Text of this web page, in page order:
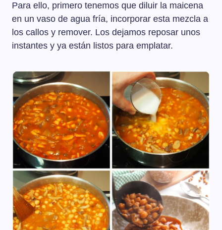
Para ello, primero tenemos que diluir la maicena
en un vaso de agua fría, incorporar esta mezcla a
los callos y remover. Los dejamos reposar unos
instantes y ya están listos para emplatar.